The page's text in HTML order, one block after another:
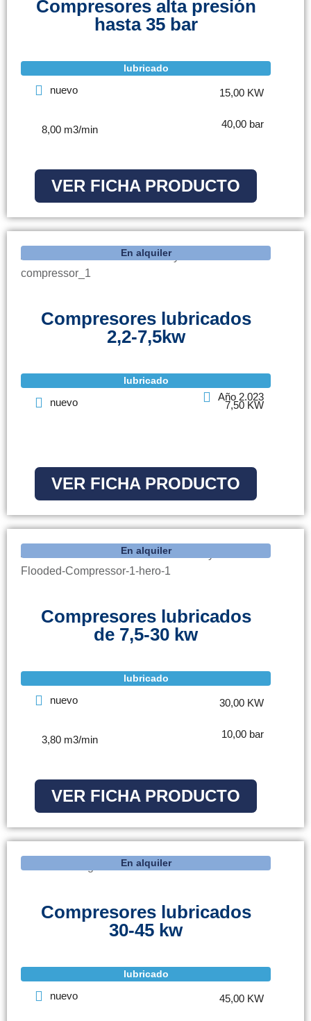
Compresores alta presión
hasta 35 bar
lubricado
nuevo 15,00 KW
8,00 m3/min 40,00 bar
VER FICHA PRODUCTO
En alquiler
Compresores lubricados
2,2-7,5kw
lubricado
nuevo Año 2.023
7,50 KW
VER FICHA PRODUCTO
En alquiler
Compresores lubricados
de 7,5-30 kw
lubricado
nuevo 30,00 KW
3,80 m3/min 10,00 bar
VER FICHA PRODUCTO
En alquiler
Compresores lubricados
30-45 kw
lubricado
nuevo 45,00 KW